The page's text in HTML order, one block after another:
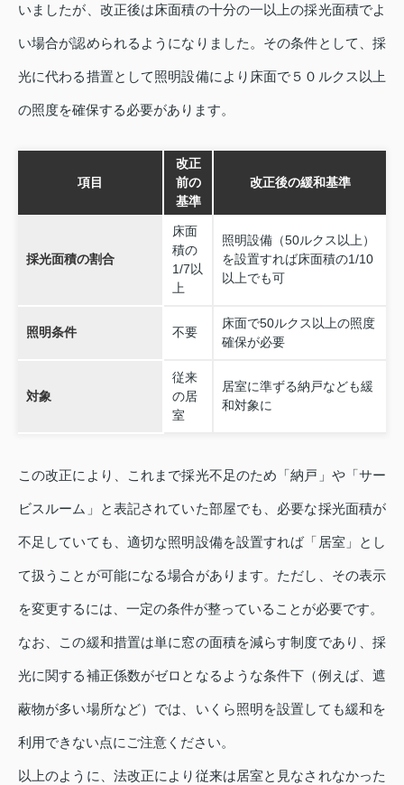
いましたが、改正後は床面積の十分の一以上の採光面積でよ
い場合が認められるようになりました。その条件として、採
光に代わる措置として照明設備により床面で５０ルクス以上
の照度を確保する必要があります。
項目
改正
前の
基準
改正後の緩和基準
採光面積の割合
床面
積の
1/7以
上
照明設備（50ルクス以上）
を設置すれば床面積の1/10
以上でも可
照明条件 不要
床面で50ルクス以上の照度
確保が必要
対象
従来
の居
室
居室に準ずる納戸なども緩
和対象に
この改正により、これまで採光不足のため「納戸」や「サー
ビスルーム」と表記されていた部屋でも、必要な採光面積が
不足していても、適切な照明設備を設置すれば「居室」とし
て扱うことが可能になる場合があります。ただし、その表示
を変更するには、一定の条件が整っていることが必要です。
なお、この緩和措置は単に窓の面積を減らす制度であり、採
光に関する補正係数がゼロとなるような条件下（例えば、遮
蔽物が多い場所など）では、いくら照明を設置しても緩和を
利用できない点にご注意ください。
以上のように、法改正により従来は居室と見なされなかった